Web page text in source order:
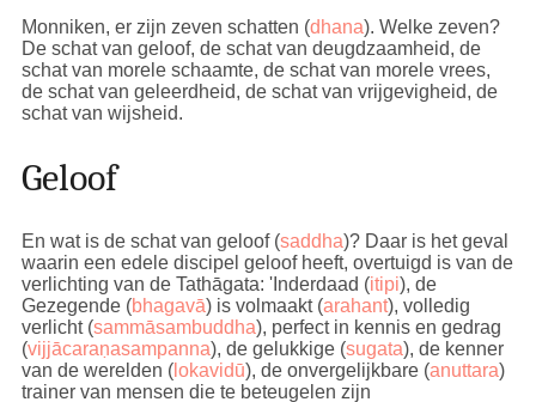
Monniken, er zijn zeven schatten (dhana). Welke zeven?
De schat van geloof, de schat van deugdzaamheid, de
schat van morele schaamte, de schat van morele vrees,
de schat van geleerdheid, de schat van vrijgevigheid, de
schat van wijsheid.
Geloof
En wat is de schat van geloof (saddha)? Daar is het geval
waarin een edele discipel geloof heeft, overtuigd is van de
verlichting van de Tathāgata: 'Inderdaad (itipi), de
Gezegende (bhagavā) is volmaakt (arahant), volledig
verlicht (sammāsambuddha), perfect in kennis en gedrag
(vijjācaraṇasampanna), de gelukkige (sugata), de kenner
van de werelden (lokavidū), de onvergelijkbare (anuttara)
trainer van mensen die te beteugelen zijn